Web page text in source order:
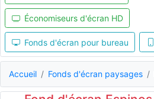
Économiseurs d'écran HD
Fonds d'écran pour bureau
Accueil Fonds d'écran paysages